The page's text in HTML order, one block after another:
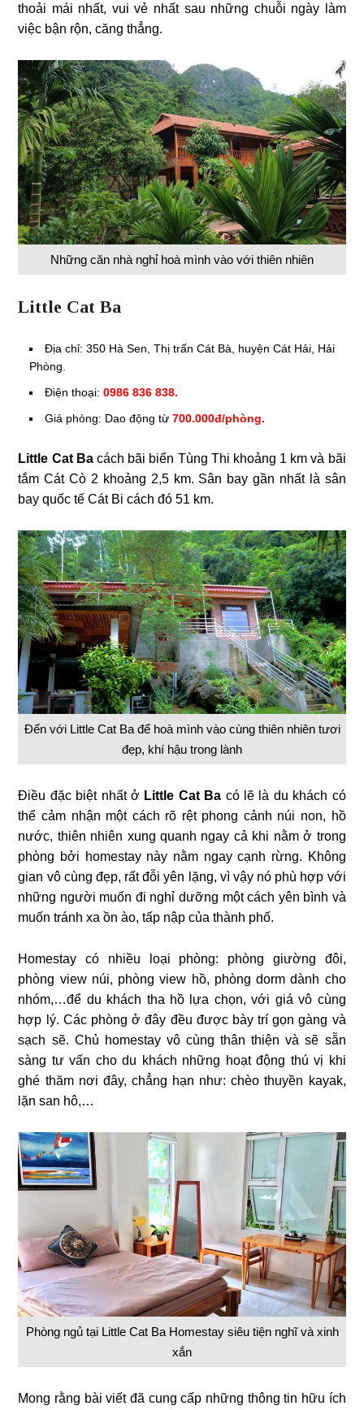
thoải mái nhất, vui vẻ nhất sau những chuỗi ngày làm
việc bận rộn, căng thẳng.
Những căn nhà nghỉ hoà mình vào với thiên nhiên
Little Cat Ba
Địa chỉ: 350 Hà Sen, Thị trấn Cát Bà, huyện Cát Hải, Hải
Phòng.
Điện thoại:0986 836 838.
Giá phòng: Dao động từ700.000đ/phòng.
Little Cat Ba cách bãi biển Tùng Thi khoảng 1 km và bãi
tắm Cát Cò 2 khoảng 2,5 km. Sân bay gần nhất là sân
bay quốc tế Cát Bi cách đó 51 km.
Đến với Little Cat Ba để hoà mình vào cùng thiên nhiên tươi
đẹp, khí hậu trong lành
Điều đặc biệt nhất ở Little Cat Ba có lẽ là du khách có
thể cảm nhận một cách rõ rệt phong cảnh núi non, hồ
nước, thiên nhiên xung quanh ngay cả khi nằm ở trong
phòng bởi homestay này nằm ngay cạnh rừng. Không
gian vô cùng đẹp, rất đỗi yên lặng, vì vậy nó phù hợp với
những người muốn đi nghỉ dưỡng một cách yên bình và
muốn tránh xa ồn ào, tấp nập của thành phố.
Homestay có nhiều loại phòng: phòng giường đôi,
phòng view núi, phòng view hồ, phòng dorm dành cho
nhóm,…để du khách tha hồ lựa chọn, với giá vô cùng
hợp lý. Các phòng ở đây đều được bày trí gọn gàng và
sạch sẽ. Chủ homestay vô cùng thân thiện và sẽ sẵn
sàng tư vấn cho du khách những hoạt động thú vị khi
ghé thăm nơi đây, chẳng hạn như: chèo thuyền kayak,
lặn san hô,…
Phòng ngủ tại Little Cat Ba Homestay siêu tiện nghĩ và xinh
xắn
Mong rằng bài viết đã cung cấp những thông tin hữu ích